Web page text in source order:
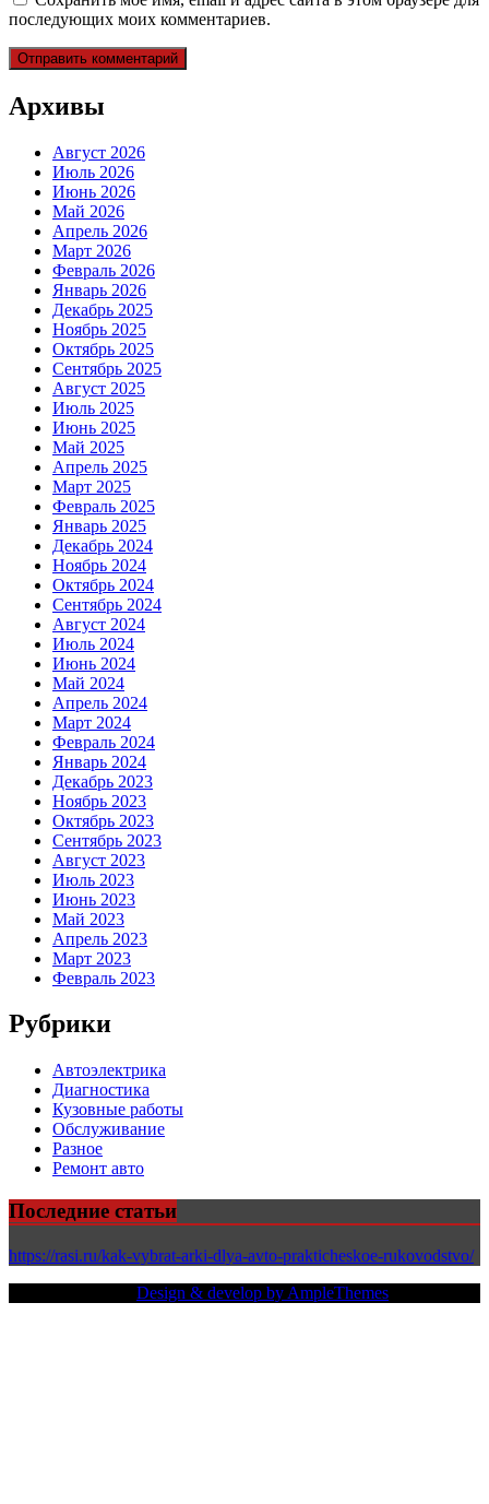
последующих моих комментариев.
Архивы
Август 2026
Июль 2026
Июнь 2026
Май 2026
Апрель 2026
Март 2026
Февраль 2026
Январь 2026
Декабрь 2025
Ноябрь 2025
Октябрь 2025
Сентябрь 2025
Август 2025
Июль 2025
Июнь 2025
Май 2025
Апрель 2025
Март 2025
Февраль 2025
Январь 2025
Декабрь 2024
Ноябрь 2024
Октябрь 2024
Сентябрь 2024
Август 2024
Июль 2024
Июнь 2024
Май 2024
Апрель 2024
Март 2024
Февраль 2024
Январь 2024
Декабрь 2023
Ноябрь 2023
Октябрь 2023
Сентябрь 2023
Август 2023
Июль 2023
Июнь 2023
Май 2023
Апрель 2023
Март 2023
Февраль 2023
Рубрики
Автоэлектрика
Диагностика
Кузовные работы
Обслуживание
Разное
Ремонт авто
Последние статьи
https://rasi.ru/kak-vybrat-arki-dlya-avto-prakticheskoe-rukovodstvo/
Design & develop by AmpleThemes